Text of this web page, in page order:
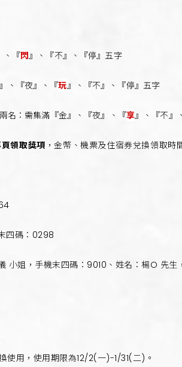
、『閃』、『不』、『停』五字
、『夜』、『玩』、『不』、『停』五字
名：需集滿『金』、『夜』、『享』、『不』
領取獎項 ，金幣、機票及住宿券兌換領取
四碼：0298
姐，手機末四碼：9010、姓名：楊O 先生
使用，使用期限為12/2(一)-1/31(二)。